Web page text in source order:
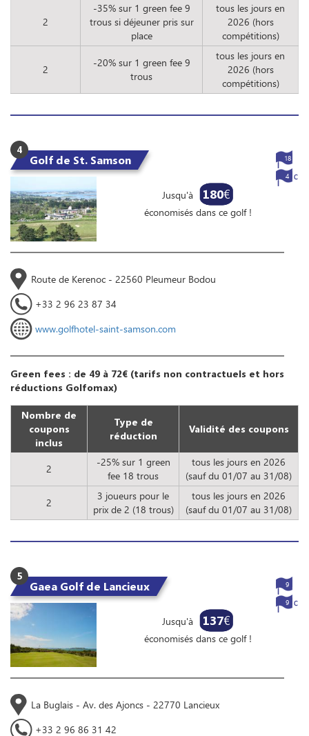
2
-35% sur 1 green fee 9
trous si déjeuner pris sur
place
tous les jours en
2026 (hors
compétitions)
2
-20% sur 1 green fee 9
trous
tous les jours en
2026 (hors
compétitions)
4
Golf de St. Samson
Jusqu'à 180€
économisés dans ce golf !
18
4
Route de Kerenoc - 22560 Pleumeur Bodou
+33 2 96 23 87 34
www.golfhotel-saint-samson.com
Green fees : de 49 à 72€ (tarifs non contractuels et hors
réductions Golfomax)
Nombre de
coupons
inclus
Type de
réduction
Validité des coupons
2
-25% sur 1 green
fee 18 trous
tous les jours en 2026
(sauf du 01/07 au 31/08)
2
3 joueurs pour le
prix de 2 (18 trous)
tous les jours en 2026
(sauf du 01/07 au 31/08)
5
Gaea Golf de Lancieux
Jusqu'à 137€
économisés dans ce golf !
9
9
La Buglais - Av. des Ajoncs - 22770 Lancieux
+33 2 96 86 31 42